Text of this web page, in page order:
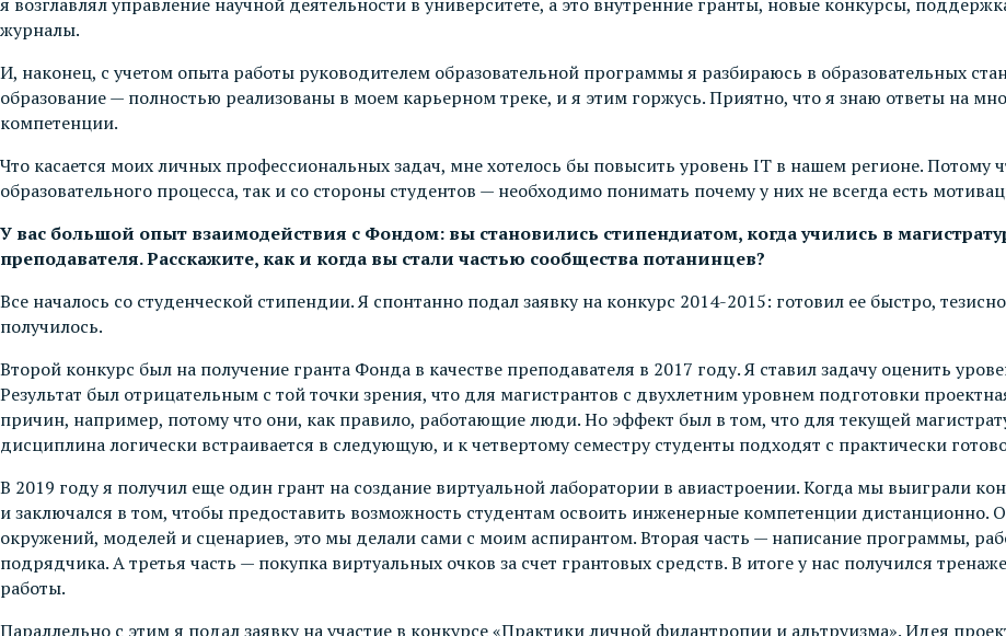
журналы.
И, наконец, с учетом опыта работы руководителем образовательной программы я разбираюсь в образовательных
образование — полностью реализованы в моем карьерном треке, и я этим горжусь. Приятно, что я знаю ответы на
компетенции.
Что касается моих личных профессиональных задач, мне хотелось бы повысить уровень IT в нашем регионе. Потому
образовательного процесса, так и со стороны студентов — необходимо понимать почему у них не всегда есть
У вас большой опыт взаимодействия с Фондом: вы становились стипендиатом, когда учились в
преподавателя. Расскажите, как и когда вы стали частью сообщества потанинцев?
Все началось со студенческой стипендии. Я спонтанно подал заявку на конкурс 2014-2015: готовил ее быстро,
получилось.
Второй конкурс был на получение гранта Фонда в качестве преподавателя в 2017 году. Я ставил задачу оценить
Результат был отрицательным с той точки зрения, что для магистрантов с двухлетним уровнем подготовки
причин, например, потому что они, как правило, работающие люди. Но эффект был в том, что для текущей
дисциплина логически встраивается в следующую, и к четвертому семестру студенты подходят с практически
В 2019 году я получил еще один грант на создание виртуальной лаборатории в авиастроении. Когда мы выиграли
и заключался в том, чтобы предоставить возможность студентам освоить инженерные компетенции дистанционно.
окружений, моделей и сценариев, это мы делали сами с моим аспирантом. Вторая часть — написание программы,
подрядчика. А третья часть — покупка виртуальных очков за счет грантовых средств. В итоге у нас получился
работы.
Параллельно с этим я подал заявку на участие в конкурсе «Практики личной филантропии и альтруизма». Идея